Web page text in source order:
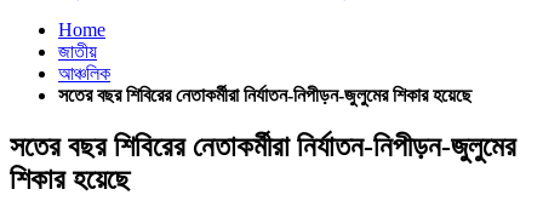
Home
জাতীয়
আঞ্চলিক
সতের বছর শিবিরের নেতাকর্মীরা নির্যাতন-নিপীড়ন-জুলুমের শিকার হয়েছে
সতের বছর শিবিরের নেতাকর্মীরা নির্যাতন-নিপীড়ন-জুলুমের
শিকার হয়েছে